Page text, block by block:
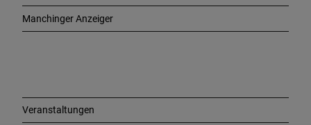
Manchinger Anzeiger
Veranstaltungen